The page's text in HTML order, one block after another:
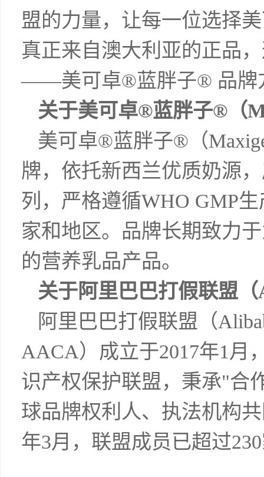
盟的力量，让每一位选择
真正来自澳大利亚的正品
——美可卓®蓝胖子® 品牌
关于美可卓®蓝胖子®（
美可卓®蓝胖子®（
牌，依托新西兰优质奶源
列，严格遵循WHO GMP
家和地区。品牌长期致力
的营养乳品产品。
关于阿里巴巴打假联盟
阿里巴巴打假联盟（
AACA）成立于2017年1月
识产权保护联盟，秉承"合
球品牌权利人、执法机构
年3月，联盟成员已超过